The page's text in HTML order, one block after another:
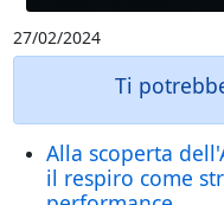
27/02/2024
Ti
Alla scoperta
il respiro come